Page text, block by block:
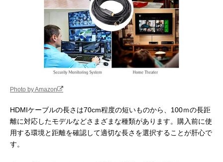
外部モニターを接続す
るのに適したタイプ。
Photo by Amazon
HDMIケーブルの長さは70cm程度の短いものから、100ｍの長距
離に対応したモデルなどさまざまな種類があります。購入前に使
用する環境と距離を確認して適切な長さを選択することが肝心で
す。